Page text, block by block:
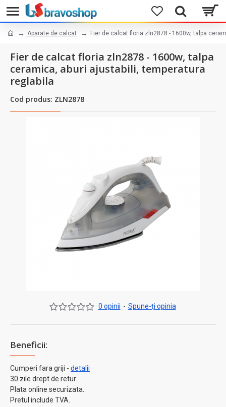
Aparate de calcat Fier de calcat floria zln2878 - 1600w, talpa
Fier de calcat floria zln2878 - 1600w, talpa
ceramica, aburi ajustabili, temperatura
reglabila
Cod produs: ZLN2878
Beneficii:
Cumperi fara griji - detalii
30 zile drept de retur.
Plata online securizata.
Pretul include TVA.
0 opinii - Spune-ţi opinia